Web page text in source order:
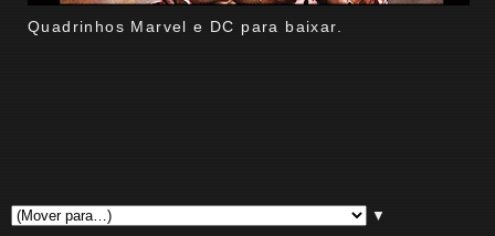
Quadrinhos Marvel e DC para baixar.
▼